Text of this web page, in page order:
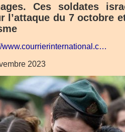
Ces soldates
l’attaque du 7 octobre
www.courrierinternational.c…
2023